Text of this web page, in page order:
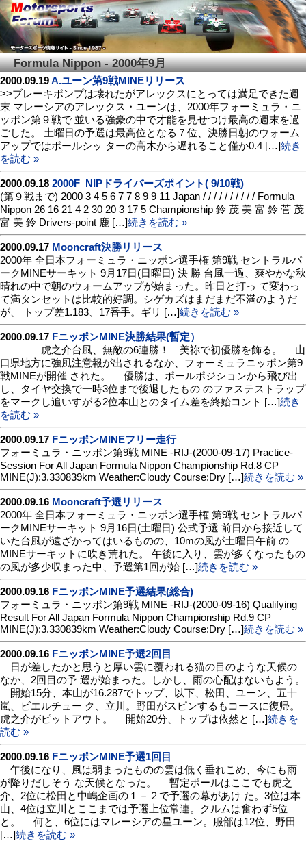
Formula Nippon - 2000年9月
2000.09.19A.ユーン第9戦MINEリリース
>>ブレーキポンプは壊れたがアレックスにとっては満足できた週
末 マレーシアのアレックス・ユーンは、2000年フォーミュラ・ニ
ッポン第９戦で 並いる強豪の中で才能を見せつけ最高の週末を過
ごした。 土曜日の予選は最高位となる７位、決勝日朝のウォーム
アップではポールシッ ターの高木から遅れること僅か0.4 […]続き
を読む »
2000.09.18 2000F_NIPドライバーズポイント( 9/10戦)
(第９戦まで) 2000 3 4 5 6 7 7 8 9 9 11 Japan / / / / / / / / / / Formula
Nippon 26 16 21 4 2 30 20 3 17 5 Championship 鈴 茂 美 富 鈴 菅 茂
富 美 鈴 Drivers-point 鹿 […]続きを読む »
2000.09.17 Mooncraft決勝リリース
2000年 全日本フォーミュラ・ニッポン選手権 第9戦 セントラルパ
ークMINEサーキット 9月17日(日曜日) 決 勝 台風一過、爽やかな秋
晴れの中で朝のウォームアップが始まった。昨日と打っ て変わっ
て満タンセットは比較的好調。シゲカズはまだまだ不満のようだ
が、 トップ差1.183、17番手。ギリ […]続きを読む »
2000.09.17 FニッポンMINE決勝結果(暫定）
虎之介台風、無敵の6連勝！ 美祢で初優勝を飾る。 山
口県地方に強風注意報が出されるなか、フォーミュラニッポン第9
戦MINEが開催 された。 優勝は、ポールポジションから飛び出
し、タイヤ交換で一時3位まで後退したもの のファステストラップ
をマークし追いすがる2位本山とのタイム差を終始コント […]続き
を読む »
2000.09.17 FニッポンMINEフリー走行
フォーミュラ・ニッポン第9戦 MINE -RIJ-(2000-09-17) Practice-
Session For All Japan Formula Nippon Championship Rd.8 CP
MINE(J):3.330839km Weather:Cloudy Course:Dry […]続きを読む »
2000.09.16 Mooncraft予選リリース
2000年 全日本フォーミュラ・ニッポン選手権 第9戦 セントラルパ
ークMINEサーキット 9月16日(土曜日) 公式予選 前日から接近して
いた台風が遠ざかってはいるものの、10mの風が土曜日午前 の
MINEサーキットに吹き荒れた。 午後に入り、雲が多くなったもの
の風が多少収まった中、予選第1回が始 […]続きを読む »
2000.09.16 FニッポンMINE予選結果(総合)
フォーミュラ・ニッポン第9戦 MINE -RIJ-(2000-09-16) Qualifying
Result For All Japan Formula Nippon Championship Rd.9 CP
MINE(J):3.330839km Weather:Cloudy Course:Dry […]続きを読む »
2000.09.16 FニッポンMINE予選2回目
日が差したかと思うと厚い雲に覆われる猫の目のような天候の
なか、2回目の予 選が始まった。しかし、雨の心配はないもよう。
開始15分、本山が16.287でトップ、以下、松田、ユーン、五十
嵐、ビエルチュー ク、立川。野田がスピンするもコースに復帰。
虎之介がピットアウト。 開始20分、トップは依然と […]続きを
読む »
2000.09.16 FニッポンMINE予選1回目
午後になり、風は弱まったものの雲は低く垂れこめ、今にも雨
が降りだしそう な天候となった。 暫定ポールはここでも虎之
介、2位に松田と中嶋企画の１－２で予選の幕があけ た。3位は本
山、4位は立川とここまでは予選上位常連。クルムは奮わず5位
と。 何と、6位にはマレーシアの星ユーン。服部は12位、野田
[…]続きを読む »